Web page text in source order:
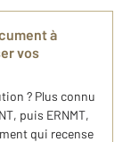
à
vos
? Plus connu
puis ERNMT,
qui recense